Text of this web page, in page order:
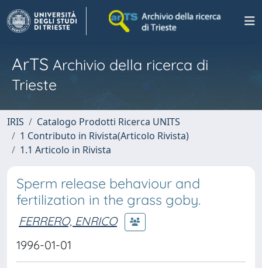
ArTS Archivio della ricerca di
Trieste
IRIS
Catalogo Prodotti Ricerca UNITS
1 Contributo in Rivista(Articolo Rivista)
1.1 Articolo in Rivista
Sperm release behaviour and
fertilization in the grass goby.
FERRERO, ENRICO
1996-01-01